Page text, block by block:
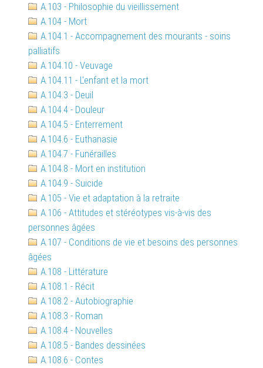
A.103 - Philosophie du vieillissement
A.104 - Mort
A.104.1 - Accompagnement des mourants - soins
palliatifs
A.104.10 - Veuvage
A.104.11 - L'enfant et la mort
A.104.3 - Deuil
A.104.4 - Douleur
A.104.5 - Enterrement
A.104.6 - Euthanasie
A.104.7 - Funérailles
A.104.8 - Mort en institution
A.104.9 - Suicide
A.105 - Vie et adaptation à la retraite
A.106 - Attitudes et stéréotypes vis-à-vis des
personnes âgées
A.107 - Conditions de vie et besoins des personnes
âgées
A.108 - Littérature
A.108.1 - Récit
A.108.2 - Autobiographie
A.108.3 - Roman
A.108.4 - Nouvelles
A.108.5 - Bandes dessinées
A.108.6 - Contes